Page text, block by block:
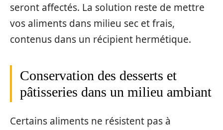
seront affectés. La solution reste de mettre
vos aliments dans milieu sec et frais,
contenus dans un récipient hermétique.
Conservation des desserts et
pâtisseries dans un milieu ambiant
Certains aliments ne résistent pas à